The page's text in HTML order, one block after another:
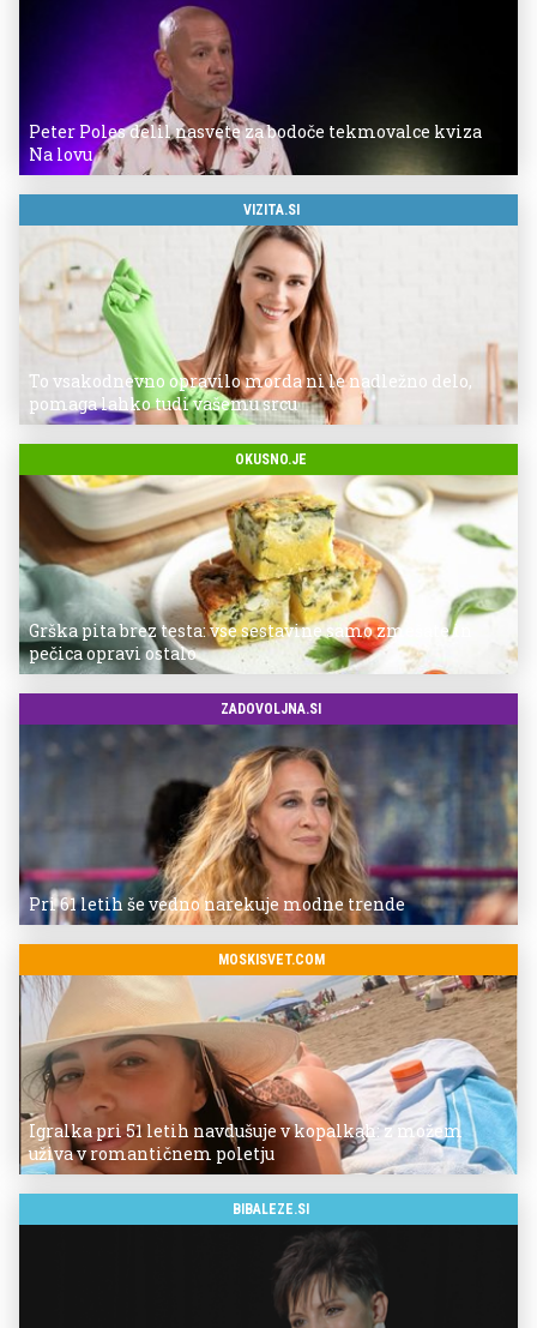
Peter Poles delil nasvete za bodoče tekmovalce kviza
Na lovu
VIZITA.SI
To vsakodnevno opravilo morda ni le nadležno delo,
pomaga lahko tudi vašemu srcu
OKUSNO.JE
Grška pita brez testa: vse sestavine samo zmešate in
pečica opravi ostalo
ZADOVOLJNA.SI
Pri 61 letih še vedno narekuje modne trende
MOSKISVET.COM
Igralka pri 51 letih navdušuje v kopalkah: z možem
uživa v romantičnem poletju
BIBALEZE.SI